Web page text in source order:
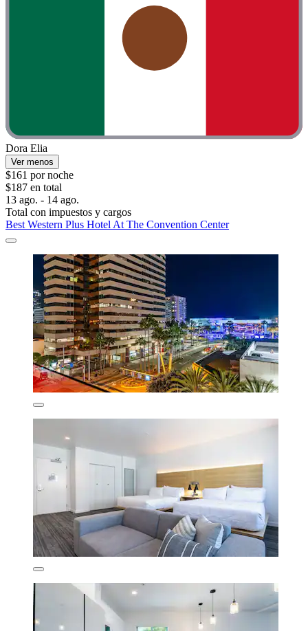
Dora Elia
Ver menos
$161 por noche
$187 en total
13 ago. - 14 ago.
Total con impuestos y cargos
Best Western Plus Hotel At The Convention Center